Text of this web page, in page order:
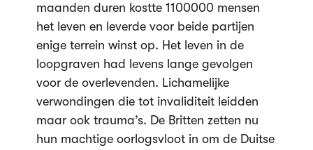
maanden duren kostte 1100000 mensen
het leven en leverde voor beide partijen
enige terrein winst op. Het leven in de
loopgraven had levens lange gevolgen
voor de overlevenden. Lichamelijke
verwondingen die tot invaliditeit leidden
maar ook trauma’s. De Britten zetten nu
hun machtige oorlogsvloot in om de Duitse